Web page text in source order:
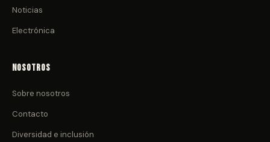
Noticias
Electrónica
Nosotros
Sobre nosotros
Contacto
Diversidad e inclusión